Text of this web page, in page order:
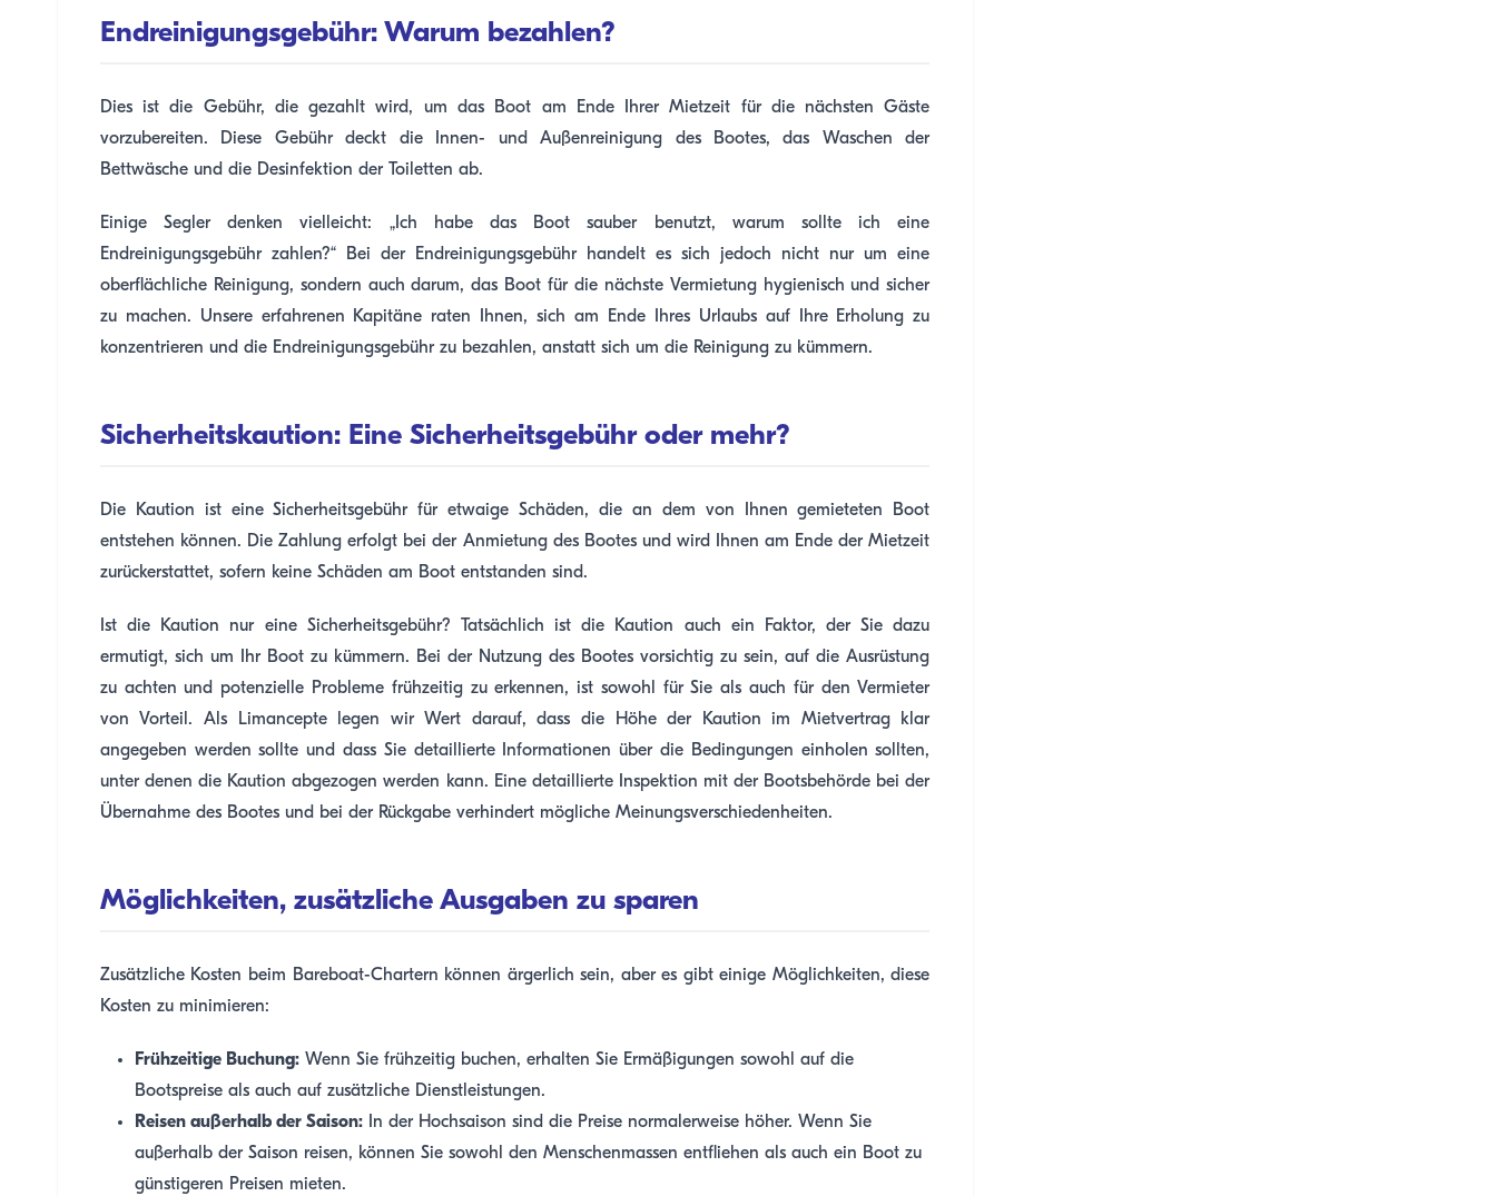
Endreinigungsgebühr: Warum bezahlen?
Dies ist die Gebühr, die gezahlt wird, um das Boot am Ende Ihrer Mietzeit für die nächsten Gäste
vorzubereiten. Diese Gebühr deckt die Innen- und Außenreinigung des Bootes, das Waschen der
Bettwäsche und die Desinfektion der Toiletten ab.
Einige Segler denken vielleicht: „Ich habe das Boot sauber benutzt, warum sollte ich eine
Endreinigungsgebühr zahlen?“ Bei der Endreinigungsgebühr handelt es sich jedoch nicht nur um eine
oberflächliche Reinigung, sondern auch darum, das Boot für die nächste Vermietung hygienisch und sicher
zu machen. Unsere erfahrenen Kapitäne raten Ihnen, sich am Ende Ihres Urlaubs auf Ihre Erholung zu
konzentrieren und die Endreinigungsgebühr zu bezahlen, anstatt sich um die Reinigung zu kümmern.
Sicherheitskaution: Eine Sicherheitsgebühr oder mehr?
Die Kaution ist eine Sicherheitsgebühr für etwaige Schäden, die an dem von Ihnen gemieteten Boot
entstehen können. Die Zahlung erfolgt bei der Anmietung des Bootes und wird Ihnen am Ende der Mietzeit
zurückerstattet, sofern keine Schäden am Boot entstanden sind.
Ist die Kaution nur eine Sicherheitsgebühr? Tatsächlich ist die Kaution auch ein Faktor, der Sie dazu
ermutigt, sich um Ihr Boot zu kümmern. Bei der Nutzung des Bootes vorsichtig zu sein, auf die Ausrüstung
zu achten und potenzielle Probleme frühzeitig zu erkennen, ist sowohl für Sie als auch für den Vermieter
von Vorteil. Als Limancepte legen wir Wert darauf, dass die Höhe der Kaution im Mietvertrag klar
angegeben werden sollte und dass Sie detaillierte Informationen über die Bedingungen einholen sollten,
unter denen die Kaution abgezogen werden kann. Eine detaillierte Inspektion mit der Bootsbehörde bei der
Übernahme des Bootes und bei der Rückgabe verhindert mögliche Meinungsverschiedenheiten.
Möglichkeiten, zusätzliche Ausgaben zu sparen
Zusätzliche Kosten beim Bareboat-Chartern können ärgerlich sein, aber es gibt einige Möglichkeiten, diese
Kosten zu minimieren:
Frühzeitige Buchung:Wenn Sie frühzeitig buchen, erhalten Sie Ermäßigungen sowohl auf die
Bootspreise als auch auf zusätzliche Dienstleistungen.
Reisen außerhalb der Saison:In der Hochsaison sind die Preise normalerweise höher. Wenn Sie
außerhalb der Saison reisen, können Sie sowohl den Menschenmassen entfliehen als auch ein Boot zu
günstigeren Preisen mieten.